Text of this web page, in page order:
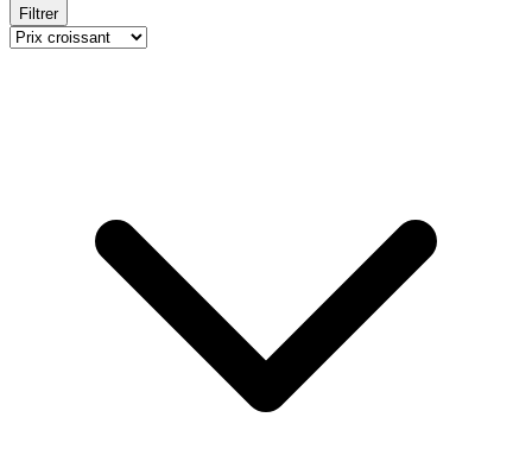
Filtrer